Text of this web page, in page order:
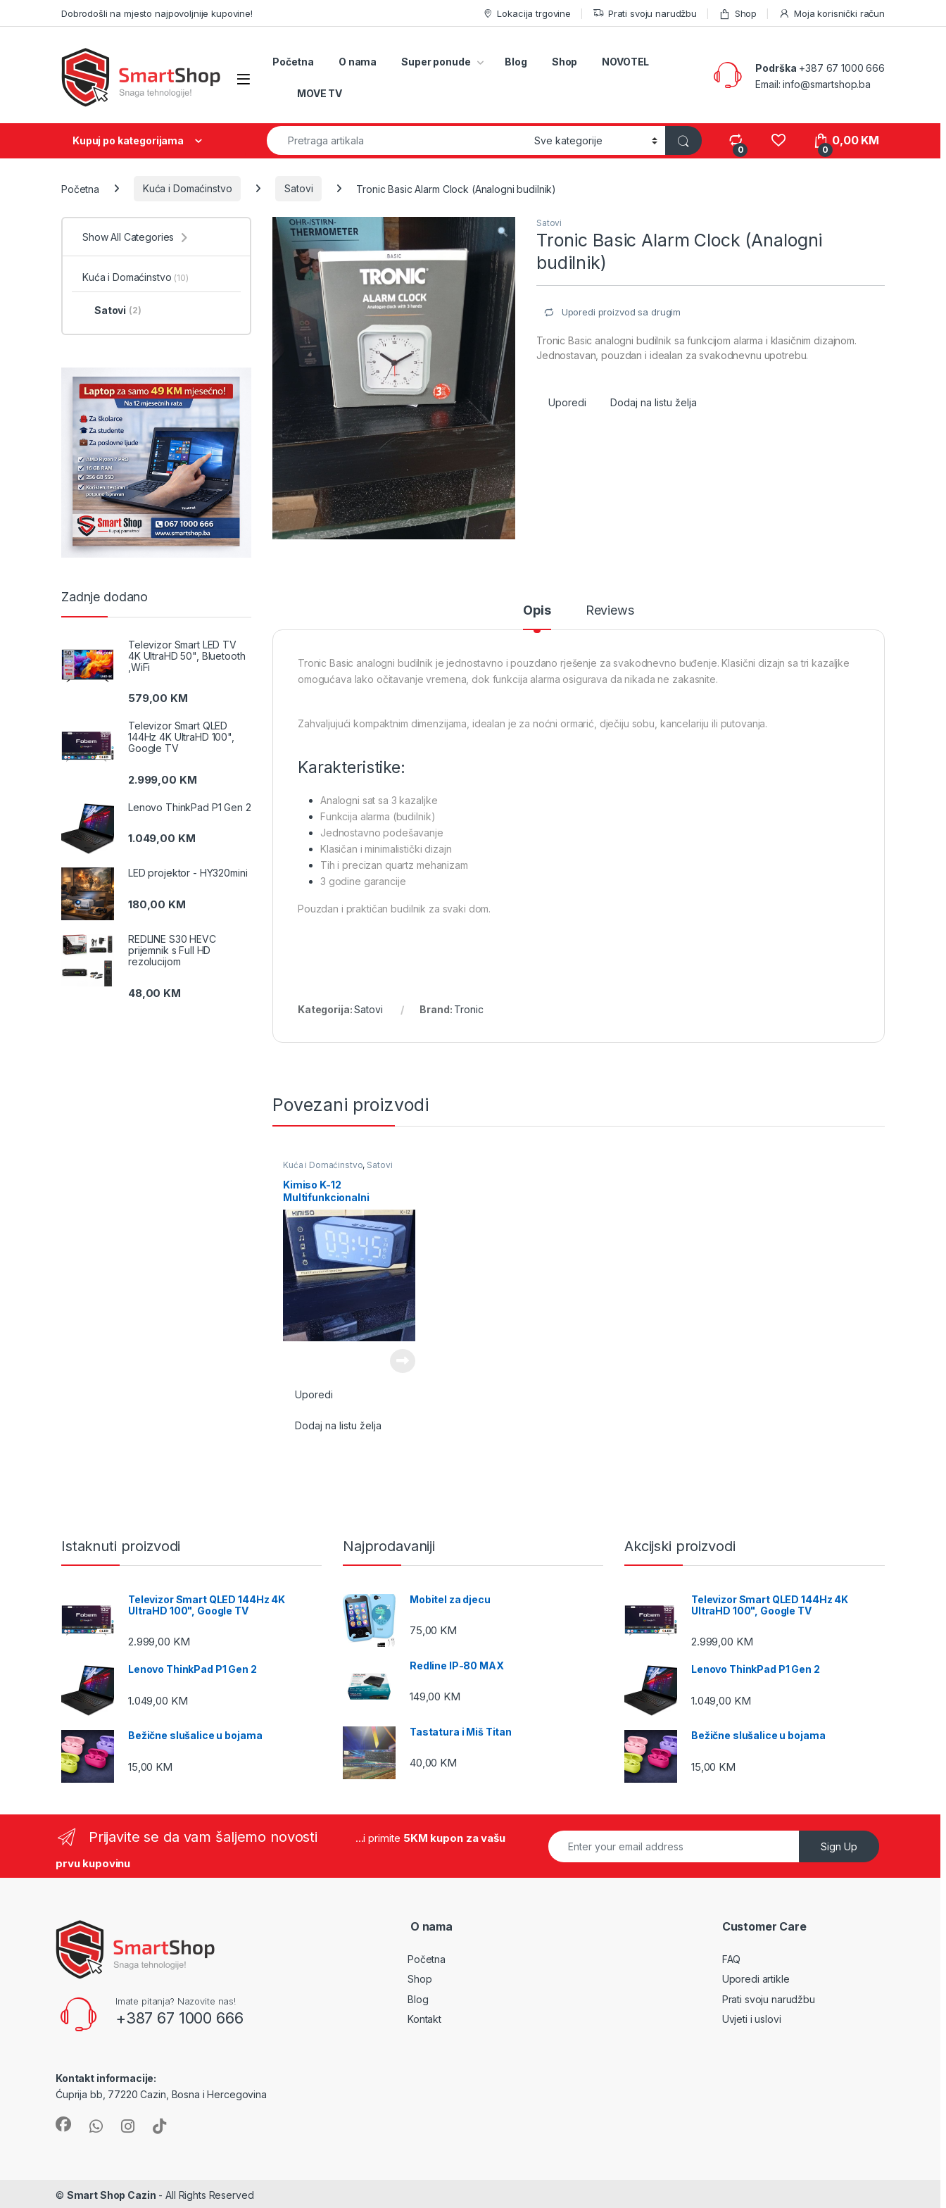
Dobrodošli na mjesto najpovoljnije kupovine! Lokacija trgovine Prati svoju narudžbu Shop Moja korisnički račun
Početna O nama Super ponude Blog Shop NOVOTEL
MOVE TV
Podrška +387 67 1000 666
Email: info@smartshop.ba
Kupuj po kategorijama
Search for:
0 0
0,00 KM
Početna Kuća i Domaćinstvo Satovi Tronic Basic Alarm Clock (Analogni budilnik)
Satovi
Tronic Basic Alarm Clock (Analogni
budilnik)
Uporedi proizvod sa drugim
Tronic Basic analogni budilnik sa funkcijom alarma i klasičnim dizajnom.
Jednostavan, pouzdan i idealan za svakodnevnu upotrebu.
Uporedi Dodaj na listu želja
Opis Reviews
Tronic Basic analogni budilnik je jednostavno i pouzdano rješenje za svakodnevno buđenje. Klasični dizajn sa tri kazaljke
omogućava lako očitavanje vremena, dok funkcija alarma osigurava da nikada ne zakasnite.
Zahvaljujući kompaktnim dimenzijama, idealan je za noćni ormarić, dječiju sobu, kancelariju ili putovanja.
Karakteristike:
Analogni sat sa 3 kazaljke
Funkcija alarma (budilnik)
Jednostavno podešavanje
Klasičan i minimalistički dizajn
Tih i precizan quartz mehanizam
3 godine garancije
Pouzdan i praktičan budilnik za svaki dom.
Kategorija:Satovi Brand: Tronic
Povezani proizvodi
Kuća i Domaćinstvo, Satovi
Kimiso K-12
Multifunkcionalni
Bluetooth sat – zvučnik
Uporedi
Dodaj na listu želja
Show All Categories
Kuća i Domaćinstvo (10)
Satovi (2)
Zadnje dodano
Televizor Smart LED TV
4K UltraHD 50", Bluetooth
,WiFi
579,00 KM
Televizor Smart QLED
144Hz 4K UltraHD 100",
Google TV
2.999,00 KM
Lenovo ThinkPad P1 Gen 2
1.049,00 KM
LED projektor - HY320mini
180,00 KM
REDLINE S30 HEVC
prijemnik s Full HD
rezolucijom
48,00 KM
Istaknuti proizvodi
Televizor Smart QLED 144Hz 4K
UltraHD 100", Google TV
2.999,00 KM
Lenovo ThinkPad P1 Gen 2
1.049,00 KM
Bežične slušalice u bojama
15,00 KM
Najprodavaniji
Mobitel za djecu
75,00 KM
Redline IP-80 MAX
149,00 KM
Tastatura i Miš Titan
40,00 KM
Akcijski proizvodi
Televizor Smart QLED 144Hz 4K
UltraHD 100", Google TV
2.999,00 KM
Lenovo ThinkPad P1 Gen 2
1.049,00 KM
Bežične slušalice u bojama
15,00 KM
Prijavite se da vam šaljemo novosti ...i primite 5KM kupon za vašu
prvu kupovinu
Sign Up
Imate pitanja? Nazovite nas!
+387 67 1000 666
Kontakt informacije:
Ćuprija bb, 77220 Cazin, Bosna i Hercegovina
O nama
Početna
Shop
Blog
Kontakt
Customer Care
FAQ
Uporedi artikle
Prati svoju narudžbu
Uvjeti i uslovi
© Smart Shop Cazin - All Rights Reserved